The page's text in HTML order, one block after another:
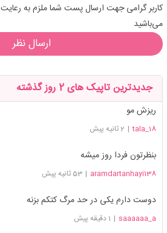
کاربر گرامی جهت ارسال پست شما ملزم به رعایت
می‌باشید
ارسال نظر
جدیدترین تاپیک های 2 روز گذشته
ریزش مو
tala_18
| 2 ثانیه پیش
بنظرتون فردا روز میشه
aramdartanhayi138
| 53 ثانیه پیش
دوست دارم یکی در حد مرگ کتکم بزنه
saaaaaa_a
| 1 دقیقه پیش